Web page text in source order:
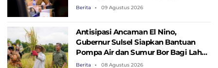
Berita 09 Agustus 2026
Antisipasi Ancaman El Nino,
Gubernur Sulsel Siapkan Bantuan
Pompa Air dan Sumur Bor Bagi Lahan
Pertanian
Berita 08 Agustus 2026